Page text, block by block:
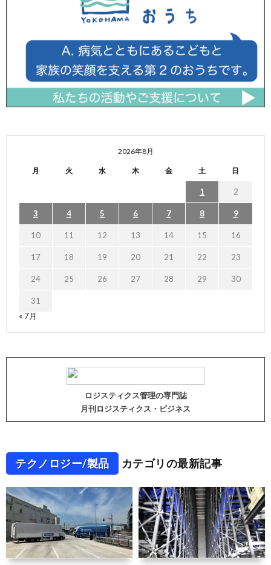
2026年8月
月 火 水 木 金 土 日
1 2
3 4 5 6 7 8 9
10 11 12 13 14 15 16
17 18 19 20 21 22 23
24 25 26 27 28 29 30
31
« 7月
ロジスティクス管理の専門誌
月刊ロジスティクス・ビジネス
テクノロジー/製品 カテゴリの最新記事